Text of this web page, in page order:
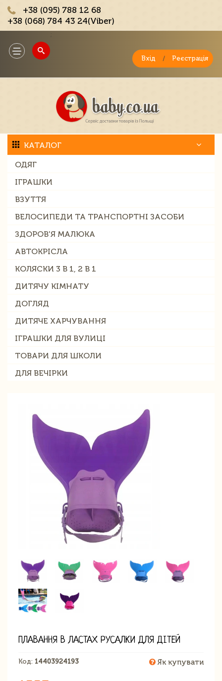
+38 (095) 788 12 68
+38 (068) 784 43 24(Viber)
Toggle
navigation
Вхід / Реєстрація
КАТАЛОГ
ОДЯГ
ІГРАШКИ
ВЗУТТЯ
ВЕЛОСИПЕДИ ТА ТРАНСПОРТНІ ЗАСОБИ
ЗДОРОВ'Я МАЛЮКА
АВТОКРІСЛА
КОЛЯСКИ 3 В 1, 2 В 1
ДИТЯЧУ КІМНАТУ
ДОГЛЯД
ДИТЯЧЕ ХАРЧУВАННЯ
ІГРАШКИ ДЛЯ ВУЛИЦІ
ТОВАРИ ДЛЯ ШКОЛИ
ДЛЯ ВЕЧІРКИ
ПЛАВАННЯ В ЛАСТАХ РУСАЛКИ ДЛЯ ДІТЕЙ
Код: 14403924193 Як купувати